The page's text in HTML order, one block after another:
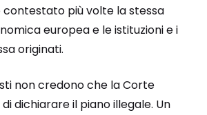
contestato più volte la stessa
europea e le istituzioni e i
originati.
non credono che la Corte
dichiarare il piano illegale. Un